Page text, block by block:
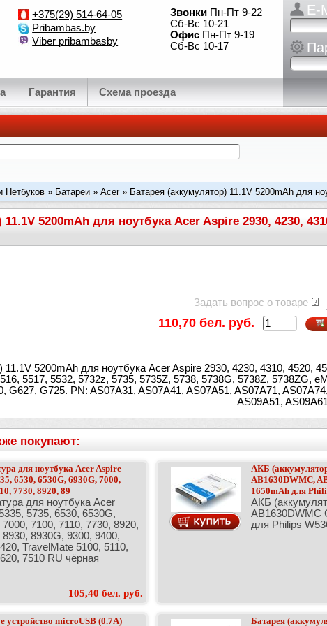
+375(29) 514-64-05
Pribambas.by
Viber pribambasby
Звонки Пн-Пт 9-22
Сб-Вс 10-21
Офис Пн-Пт 9-19
Сб-Вс 10-17
Гарантия Схема проезда
E-
Нетбуков » Батареи »Acer» Батарея (аккумулятор) 11.1V 5200mAh для
5200mAh для ноутбука Acer Aspire 2930, 4230,
Задать вопрос о товаре
110,70 бел. руб.
11.1V 5200mAh для ноутбука Acer Aspire 2930, 4230, 4310, 4520,
5517, 5532, 5732z, 5735, 5735Z, 5738, 5738G, 5738Z, 5738ZG,
G627, G725. PN: AS07A31, AS07A41, AS07A51, AS07A71,
AS09A51,
покупают:
для ноутбука Acer Aspire
6530, 6530G, 6930G, 7000,
7730, 8920, 89
для ноутбука Acer
5735, 6530, 6530G,
7100, 7110, 7730, 8920,
8930G, 9300, 9400,
TravelMate 5100, 5110,
7510 RU чёрная
105,40 бел. руб.
АКБ
AB1630DWMC,
1650mAh для
АКБ
AB1630DWMC
для Philips
устройство microUSB (0.7A) Батарея